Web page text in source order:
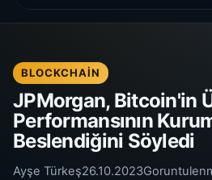
BLOCKCHAIN
JPMorgan, Bitcoin'in
Performansının
Beslendiğini Söyledi
Ayşe Türkeş26.10.2023